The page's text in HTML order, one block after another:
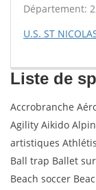
Département:
U.S. ST
Liste de
Accrobranche
Agility Aikido
artistiques
Ball trap Ballet
Beach soccer